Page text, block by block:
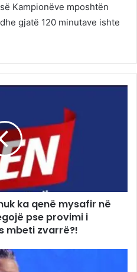
Kampionëve mposhtën
gjatë 120 minutave ishte
ka qenë mysafir në
pse provimi i
mbeti zvarrë?!